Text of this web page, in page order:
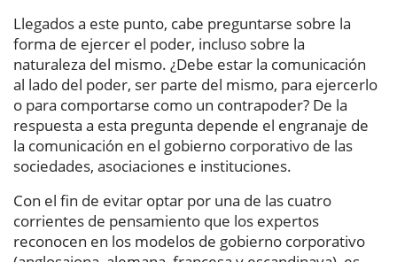
Llegados a este punto, cabe preguntarse sobre la
forma de ejercer el poder, incluso sobre la
naturaleza del mismo. ¿Debe estar la comunicación
al lado del poder, ser parte del mismo, para ejercerlo
o para comportarse como un contrapoder? De la
respuesta a esta pregunta depende el engranaje de
la comunicación en el gobierno corporativo de las
sociedades, asociaciones e instituciones.
Con el fin de evitar optar por una de las cuatro
corrientes de pensamiento que los expertos
reconocen en los modelos de gobierno corporativo